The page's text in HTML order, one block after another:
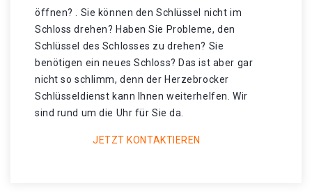
öffnen? . Sie können den Schlüssel nicht im
Schloss drehen? Haben Sie Probleme, den
Schlüssel des Schlosses zu drehen? Sie
benötigen ein neues Schloss? Das ist aber gar
nicht so schlimm, denn der Herzebrocker
Schlüsseldienst kann Ihnen weiterhelfen. Wir
sind rund um die Uhr für Sie da.
JETZT KONTAKTIEREN